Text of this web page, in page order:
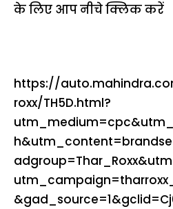
के लिए आप नीचे क्लिक करें
https://
roxx/TH5D.html?